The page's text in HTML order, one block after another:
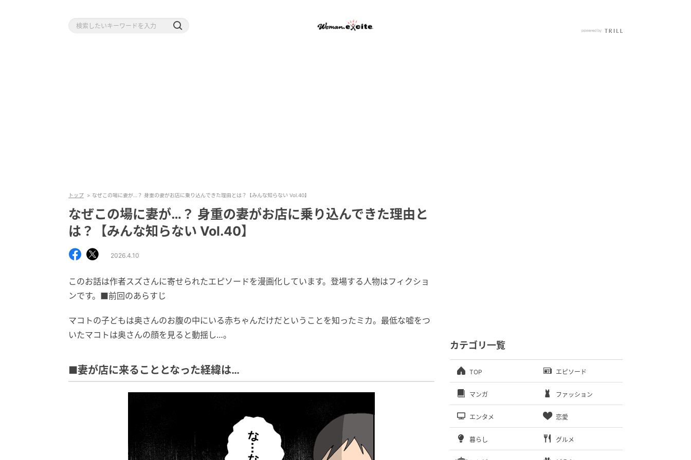
トップ なぜこの場に妻が…？ 身重の妻がお店に乗り込んできた理由とは？【みんな知らない Vol.40】
なぜこの場に妻が…？ 身重の妻がお店に乗り込んできた理由と
は？【みんな知らない Vol.40】
2026.4.10
このお話は作者スズさんに寄せられたエピソードを漫画化しています。登場する人物はフィクショ
ンです。■前回のあらすじ
マコトの子どもは奥さんのお腹の中にいる赤ちゃんだけだということを知ったミカ。最低な嘘をつ
いたマコトは奥さんの顔を見ると動揺し…。
■妻が店に来ることとなった経緯は…
カテゴリ一覧
TOP エピソード
マンガ ファッション
エンタメ 恋愛
暮らし グルメ